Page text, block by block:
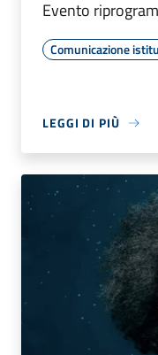
Evento
Comunicazione
LEGGI DI PIÙ